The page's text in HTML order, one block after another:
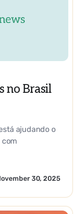
no Brasil
ajudando o
30, 2025